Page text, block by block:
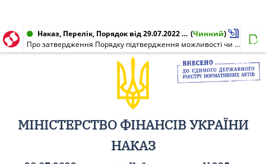
Наказ, Перелік, Порядок від 29.07.2022 № 225 (Чинний)
Про затвердження Порядку підтвердження можливості чи неможливості виконання платником податків обов'язків, визначених у підпункті 69.1 пункту 69 підрозділу 10 розділу XX "Перехідні положення" Податкового кодексу України, та переліків документів на підтвердження